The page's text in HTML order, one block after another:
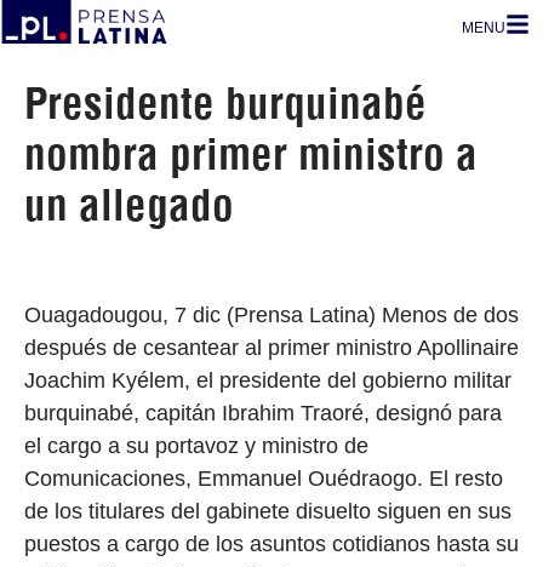
MENU
Presidente burquinabé
nombra primer ministro a
un allegado
Ouagadougou, 7 dic (Prensa Latina) Menos de dos
después de cesantear al primer ministro Apollinaire
Joachim Kyélem, el presidente del gobierno militar
burquinabé, capitán Ibrahim Traoré, designó para
el cargo a su portavoz y ministro de
Comunicaciones, Emmanuel Ouédraogo. El resto
de los titulares del gabinete disuelto siguen en sus
puestos a cargo de los asuntos cotidianos hasta su